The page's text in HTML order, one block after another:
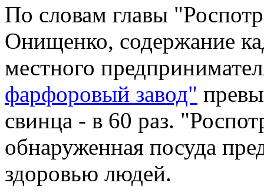
По словам главы
Онищенко, содержание
местного
фарфоровый завод"
свинца - в 60 раз.
обнаруженная посуда
здоровью людей.